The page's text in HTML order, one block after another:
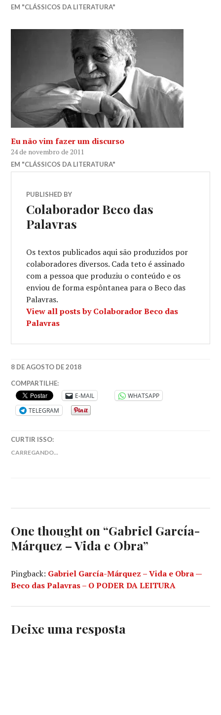
EM "CLÁSSICOS DA LITERATURA"
Eu não vim fazer um discurso
24 de novembro de 2011
EM "CLÁSSICOS DA LITERATURA"
PUBLISHED BY
Colaborador Beco das
Palavras
Os textos publicados aqui são produzidos por
colaboradores diversos. Cada teto é assinado
com a pessoa que produziu o conteúdo e os
enviou de forma espôntanea para o Beco das
Palavras.
View all posts by Colaborador Beco das
Palavras
8 DE AGOSTO DE 2018
AMOR
NOS
TEMPOS
DO
COLOBIANOS
CEM
GABO,
GARCÍA
MARQUEZ
PREMIO
LITERATURA
COMPARTILHE:
E-MAIL
WHATSAPP
TELEGRAM
CURTIR ISSO:
CARREGANDO...
One thought on “Gabriel García-
Márquez – Vida e Obra”
Pingback: Gabriel García-Márquez – Vida e Obra —
Beco das Palavras – O PODER DA LEITURA
Deixe uma resposta